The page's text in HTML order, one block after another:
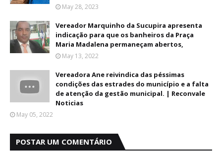
May 28, 2023
Vereador Marquinho da Sucupira apresenta
indicação para que os banheiros da Praça
Maria Madalena permaneçam abertos,
May 13, 2022
Vereadora Ane reivindica das péssimas
condições das estrades do município e a falta
de atenção da gestão municipal. | Reconvale
Noticias
May 05, 2022
POSTAR UM COMENTÁRIO